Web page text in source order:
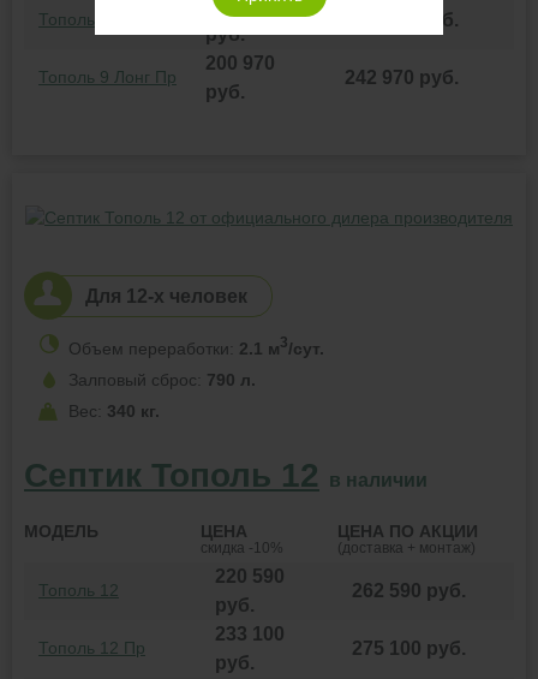
Тополь 9 Лонг
185 310
руб.
руб.
Тополь 9 Лонг Пр
200 970
руб.
242 970 руб.
Септик Тополь 12 в наличии
МОДЕЛЬ ЦЕНА
скидка -10%
ЦЕНА ПО АКЦИИ
(доставка + монтаж)
Тополь 12
220 590
руб.
262 590 руб.
Тополь 12 Пр
233 100
руб.
275 100 руб.
Для 12-х человек
Объем переработки: 2.1 м3/сут.
Залповый сброс: 790 л.
Вес: 340 кг.